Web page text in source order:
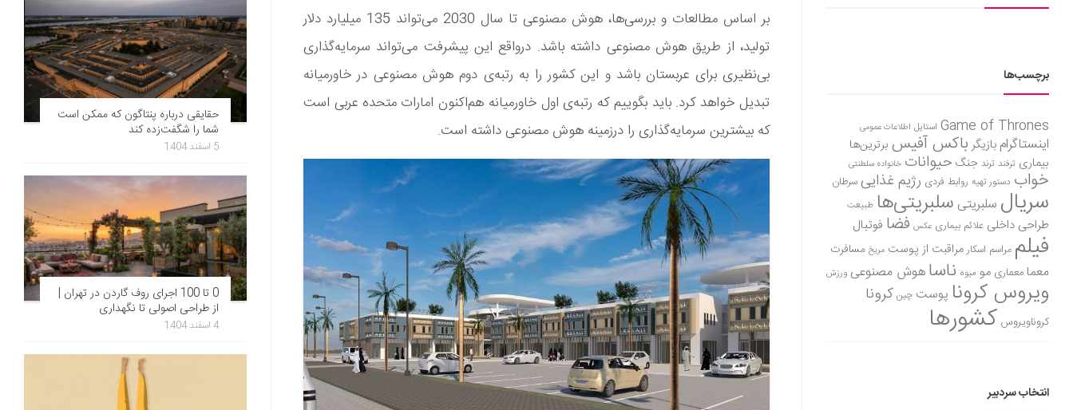
بر اساس مطالعات و بررسی‌ها، هوش مصنوعی تا سال 2030 می‌تواند 135 میلیارد دلار
تولید، از طریق هوش مصنوعی داشته باشد. درواقع این پیشرفت می‌تواند سرمایه‌گذاری
بی‌نظیری برای عربستان باشد و این کشور را به رتبه‌ی دوم هوش مصنوعی در خاورمیانه
تبدیل خواهد کرد. باید بگوییم که رتبه‌ی اول خاورمیانه هم‌اکنون امارات متحده عربی است
که بیشترین سرمایه‌گذاری را درزمینه هوش مصنوعی داشته است.
برچسب‌ها
Game of Thrones استایل اطلاعات عمومی
اینستاگرام بازیگر باکس آفیس برترین‌ها
بیماری ترفند ترند جنگ حیوانات خانواده سلطنتی
خواب دستور تهیه روابط فردی رژیم غذاییسرطان
سریال سلبریتی سلبریتی‌ها طبیعت
طراحی داخلی علائم بیماری عکس فضا فوتبال
فیلم مراسم اسکارمراقبت از پوست مریخ مسافرت
معمامعماری مو میوه ناساهوش مصنوعی ورزش
ویروس کرونا پوست چین کرونا
کروناویروس کشورها
انتخاب سردبیر
حقایقی درباره پنتاگون که ممکن است
شما را شگفت‌زده کند
5 اسفند 1404
0 تا 100 اجرای روف گاردن در تهران |
از طراحی اصولی تا نگهداری
4 اسفند 1404